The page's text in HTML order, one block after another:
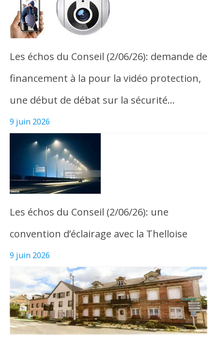
Les échos du Conseil (2/06/26): demande de
financement à la pour la vidéo protection,
une début de débat sur la sécurité…
9 juin 2026
Les échos du Conseil (2/06/26): une
convention d’éclairage avec la Thelloise
9 juin 2026